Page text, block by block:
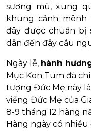
sương mù, xung
khung cảnh mênh
đây được chuẩn bị
dân đến đây cầu
Ngày lễ, hành
Mục Kon Tum đã
tượng Đức Mẹ này
viếng Đức Mẹ của
8-9 tháng 12 hàng
Hàng ngày có